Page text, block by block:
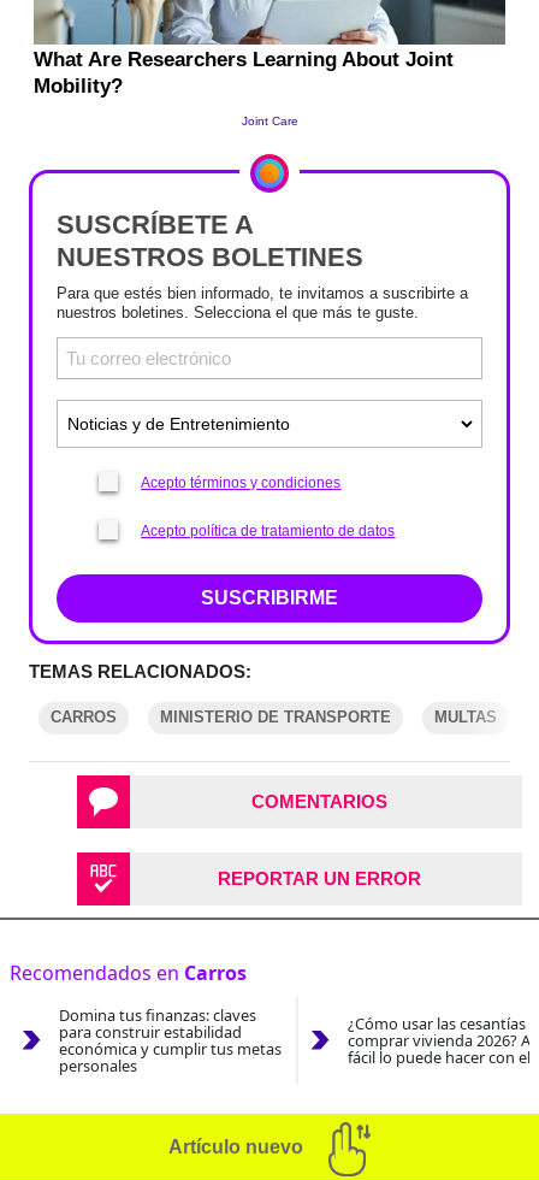
SUSCRÍBETE A
NUESTROS BOLETINES
Para que estés bien informado, te invitamos a suscribirte a
nuestros boletines. Selecciona el que más te guste.
Acepto términos y condiciones
Acepto política de tratamiento de datos
SUSCRIBIRME
TEMAS RELACIONADOS:
CARROS MINISTERIO DE TRANSPORTE MULTAS
COMENTARIOS
REPORTAR UN ERROR
Recomendados en Carros
Domina tus finanzas: claves
para construir estabilidad
económica y cumplir tus metas
personales
¿Cómo usar las cesantías
comprar vivienda 2026?
fácil lo puede hacer con el
Artículo nuevo